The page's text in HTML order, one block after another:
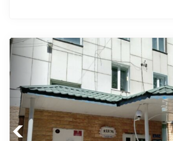
Previous